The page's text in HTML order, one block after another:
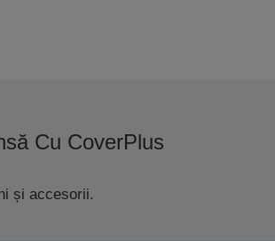
Cu CoverPlus
și accesorii.